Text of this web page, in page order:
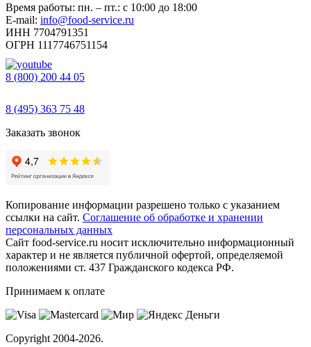
Время работы: пн. – пт.: с 10:00 до 18:00
E-mail: info@food-service.ru
ИНН 7704791351
ОГРН 1117746751154
8 (800) 200 44 05
8 (495) 363 75 48
Заказать звонок
Копирование информации разрешено только с указанием
ссылки на сайт. Соглашение об обработке и хранении
персональных данных
Сайт food-service.ru носит исключительно информационный
характер и не является публичной офертой, определяемой
положениями ст. 437 Гражданского кодекса РФ.
Принимаем к оплате
Copyright 2004-2026.